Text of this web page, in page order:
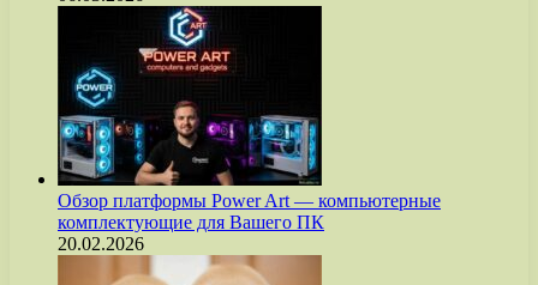
Обзор платформы Power Art — компьютерные
комплектующие для Вашего ПК
20.02.2026